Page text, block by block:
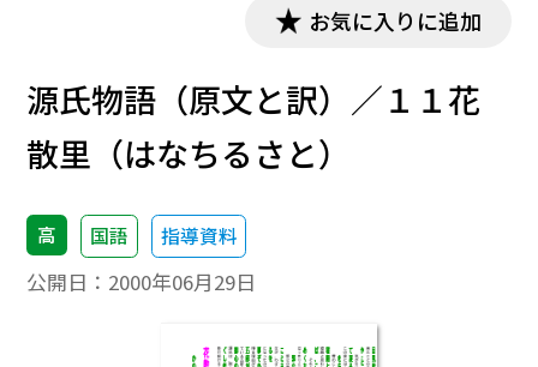
お気に入りに追加
源氏物語（原文と訳）／１１花
散里（はなちるさと）
高 国語 指導資料
公開日： 2000年06月29日